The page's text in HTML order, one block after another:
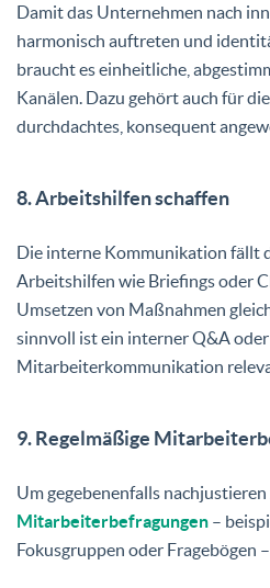
Damit das Unternehmen nach
harmonisch auftreten und
braucht es einheitliche,
Kanälen. Dazu gehört auch für
durchdachtes, konsequent
8. Arbeitshilfen schaffen
Die interne Kommunikation fällt
Arbeitshilfen wie Briefings oder
Umsetzen von Maßnahmen
sinnvoll ist ein interner Q&A
Mitarbeiterkommunikation
9. Regelmäßige
Um gegebenenfalls
Mitarbeiterbefragungen –
Fokusgruppen oder Fragebögen